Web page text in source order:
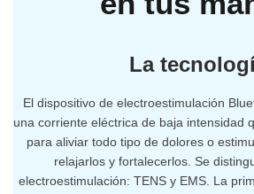
La
El dispositivo de electroestimulación
una corriente eléctrica de baja intensidad
para aliviar todo tipo de dolores o
relajarlos y fortalecerlos. Se
electroestimulación: TENS y EMS. La